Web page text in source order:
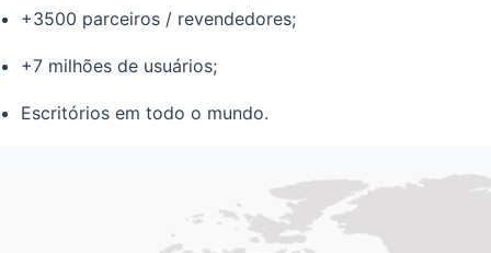
+3500 parceiros / revendedores;
+7 milhões de usuários;
Escritórios em todo o mundo.